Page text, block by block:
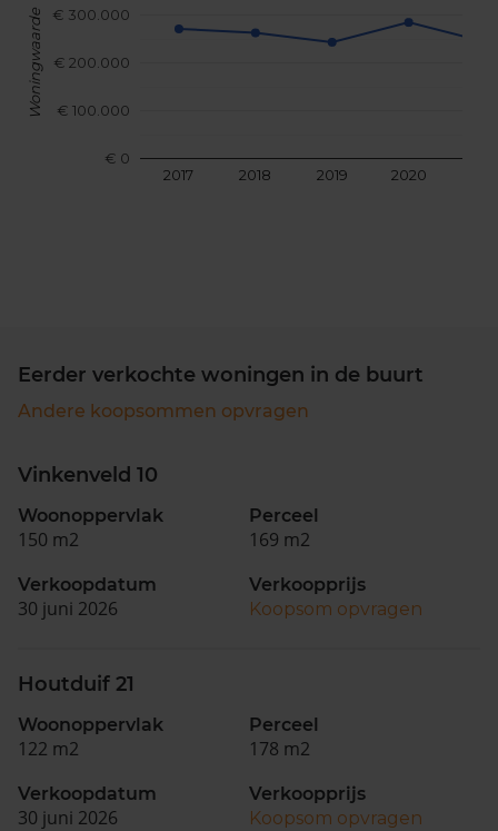
2017 2018 2019 2020
€ 0
€ 100.000
€ 200.000
€ 300.000
Woningwaarde
Eerder verkochte woningen in de buurt
Andere koopsommen opvragen
Vinkenveld 10
Woonoppervlak
150 m2
Perceel
169 m2
Verkoopdatum
30 juni 2026
Verkoopprijs
Koopsom opvragen
Houtduif 21
Woonoppervlak
122 m2
Perceel
178 m2
Verkoopdatum
30 juni 2026
Verkoopprijs
Koopsom opvragen